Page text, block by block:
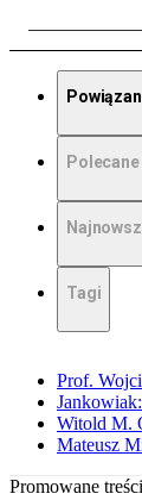
Polecane
Tagi
Prof.
Witold M.
Mateusz
Promowane treści